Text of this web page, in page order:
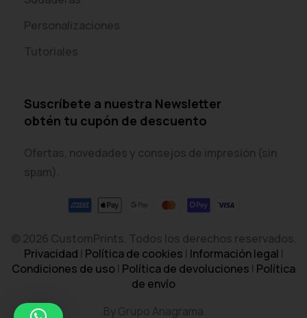
Personalizaciones
Tutoriales
Suscríbete a nuestra Newsletter
obtén tu cupón de descuento
Ofertas, novedades y consejos de impresión (sin
spam).
© 2026 CustomPrints. Todos los derechos reservados.
Privacidad | Política de cookies | Información legal |
Condiciones de uso| Política de devoluciones | Política
de envío
By Grupo Anagrama